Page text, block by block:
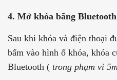
4. Mở khóa bằng Bluetooth
Sau khi khóa và điện thoại
bấm vào hình ổ khóa, khóa
Bluetooth ( trong phạm vi 5m